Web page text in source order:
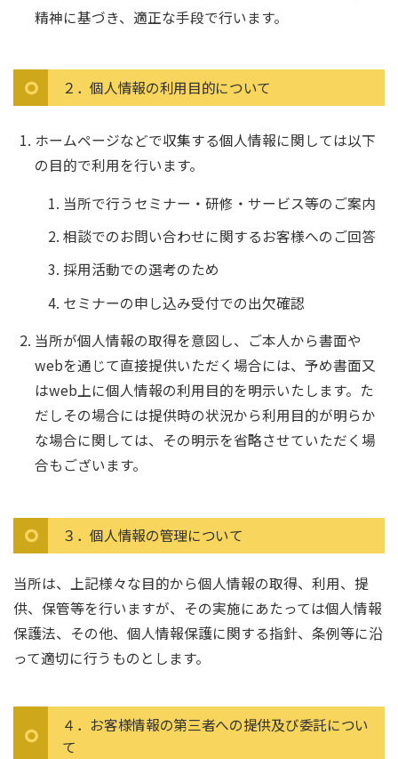
精神に基づき、適正な手段で行います。
２．個人情報の利用目的について
ホームページなどで収集する個人情報に関しては以下
の目的で利用を行います。
当所で行うセミナー・研修・サービス等のご案内
相談でのお問い合わせに関するお客様へのご回答
採用活動での選考のため
セミナーの申し込み受付での出欠確認
当所が個人情報の取得を意図し、ご本人から書面や
webを通じて直接提供いただく場合には、予め書面又
はweb上に個人情報の利用目的を明示いたします。た
だしその場合には提供時の状況から利用目的が明らか
な場合に関しては、その明示を省略させていただく場
合もございます。
３．個人情報の管理について
当所は、上記様々な目的から個人情報の取得、利用、提
供、保管等を行いますが、その実施にあたっては個人情報
保護法、その他、個人情報保護に関する指針、条例等に沿
って適切に行うものとします。
４．お客様情報の第三者への提供及び委託につい
て